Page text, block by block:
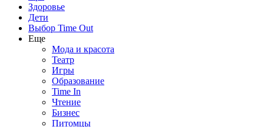
Здоровье
Дети
Выбор Time Out
Еще
Мода и красота
Театр
Игры
Образование
Time In
Чтение
Бизнес
Питомцы